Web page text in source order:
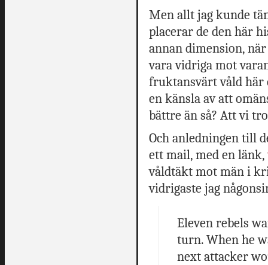
Men allt jag kunde
placerar de den här
annan dimension,
vara vidriga mot
fruktansvärt våld här
en känsla av att
bättre än så? Att vi
Och anledningen till
ett mail, med en länk,
våldtäkt mot män i
vidrigaste jag
Eleven rebels
turn. When he
next attacker